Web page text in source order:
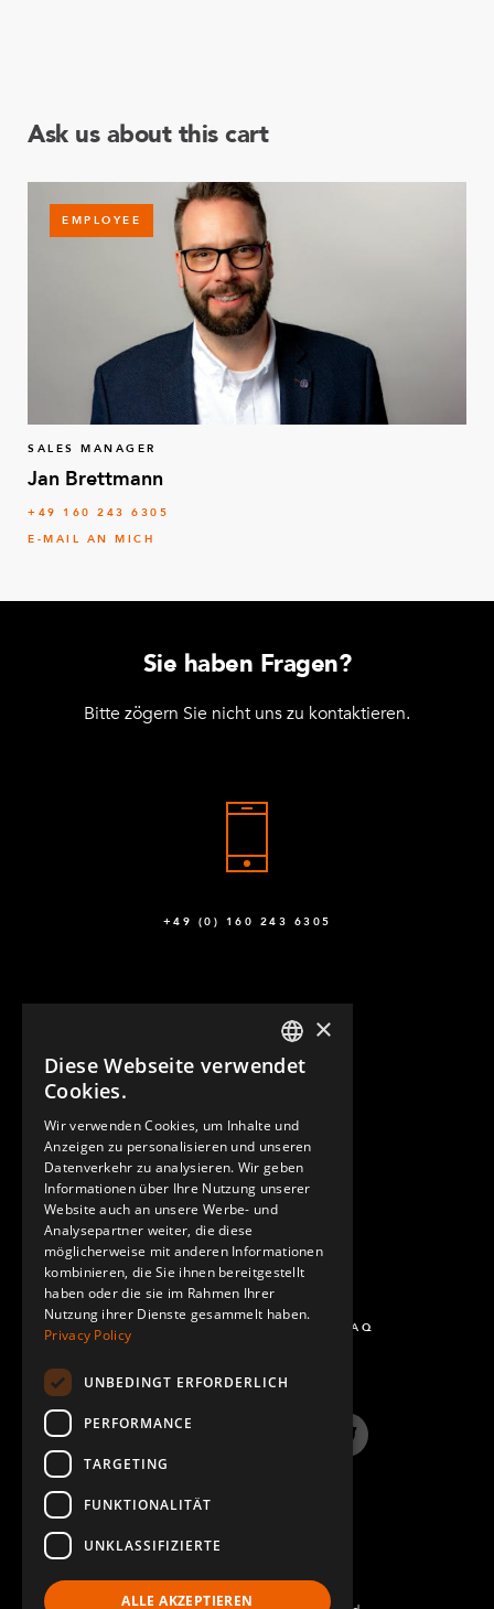
Ask us about this cart
EMPLOYEE
SALES MANAGER
Jan Brettmann
+49 160 243 6305
E-MAIL AN MICH
Sie haben Fragen?
Bitte zögern Sie nicht uns zu kontaktieren.
+49 (0) 160 243 6305
KONTAKT
FRAGEN UND ANTWORTEN - FAQ
InstagramTwitter
ENGLISH
×
Diese Webseite verwendet
Cookies.
Wir verwenden Cookies, um Inhalte und
Anzeigen zu personalisieren und unseren
Datenverkehr zu analysieren. Wir geben
Informationen über Ihre Nutzung unserer
Website auch an unsere Werbe- und
Analysepartner weiter, die diese
möglicherweise mit anderen Informationen
kombinieren, die Sie ihnen bereitgestellt
haben oder die sie im Rahmen Ihrer
Nutzung ihrer Dienste gesammelt haben.
Privacy Policy
UNBEDINGT ERFORDERLICH
PERFORMANCE
TARGETING
FUNKTIONALITÄT
UNKLASSIFIZIERTE
ALLE AKZEPTIEREN